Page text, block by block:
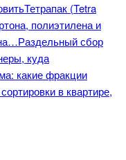
Тетрапак (Tetra
полиэтилена и
Раздельный сбор
куда
какие фракции
в квартире,